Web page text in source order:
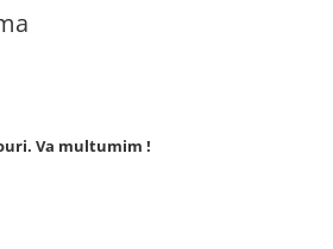
Va multumim !